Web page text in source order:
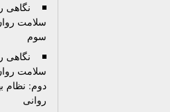
نگاهی
سلامت
سوم
نگاهی
سلامت
دوم: نظام
روانی